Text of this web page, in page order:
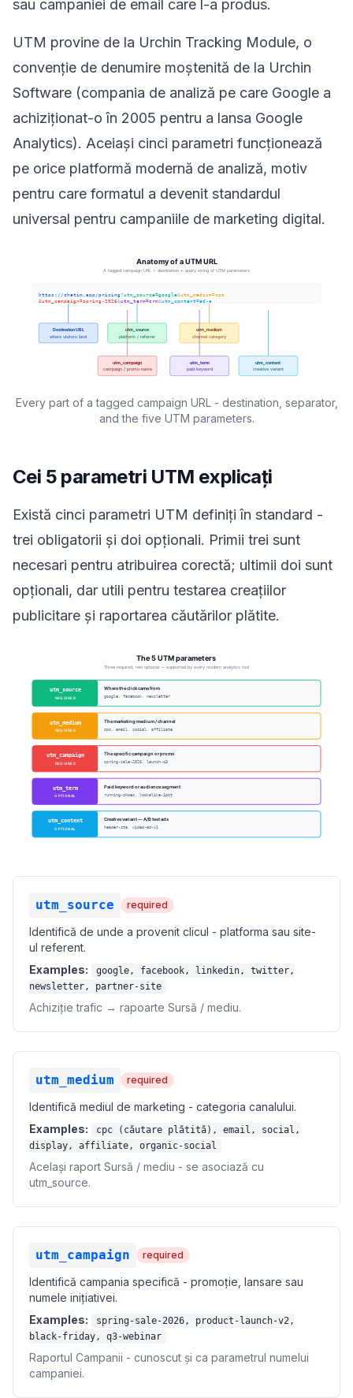
sau campaniei de email care l-a produs.
UTM provine de la Urchin Tracking Module, o
convenție de denumire moștenită de la Urchin
Software (compania de analiză pe care Google a
achiziționat-o în 2005 pentru a lansa Google
Analytics). Aceiași cinci parametri funcționează
pe orice platformă modernă de analiză, motiv
pentru care formatul a devenit standardul
universal pentru campaniile de marketing digital.
Every part of a tagged campaign URL - destination, separator,
and the five UTM parameters.
Cei 5 parametri UTM explicați
Există cinci parametri UTM definiți în standard -
trei obligatorii și doi opționali. Primii trei sunt
necesari pentru atribuirea corectă; ultimii doi sunt
opționali, dar utili pentru testarea creațiilor
publicitare și raportarea căutărilor plătite.
utm_source required
Identifică de unde a provenit clicul - platforma sau site-
ul referent.
Examples:
google, facebook, linkedin, twitter,
newsletter, partner-site
Achiziție trafic → rapoarte Sursă / mediu.
utm_medium required
Identifică mediul de marketing - categoria canalului.
Examples:
cpc (căutare plătită), email, social,
display, affiliate, organic-social
Același raport Sursă / mediu - se asociază cu
utm_source.
utm_campaign required
Identifică campania specifică - promoție, lansare sau
numele inițiativei.
Examples:
spring-sale-2026, product-launch-v2,
black-friday, q3-webinar
Raportul Campanii - cunoscut și ca parametrul numelui
campaniei.